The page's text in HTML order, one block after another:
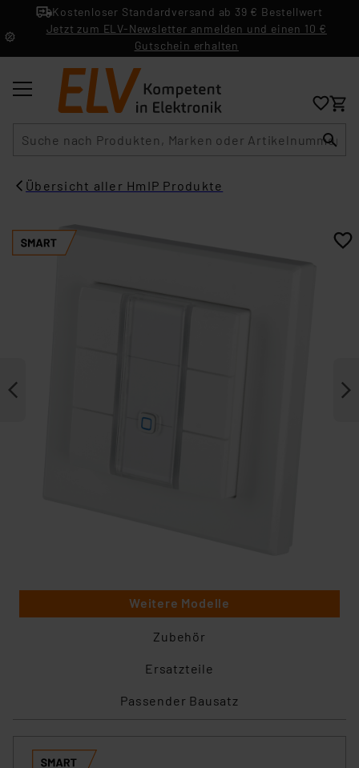
Kostenloser Standardversand ab 39 € Bestellwert
Jetzt zum ELV-Newsletter anmelden und einen 10 €
Gutschein erhalten
Übersicht aller HmIP Produkte
Weitere Modelle
Zubehör
Ersatzteile
Passender Bausatz